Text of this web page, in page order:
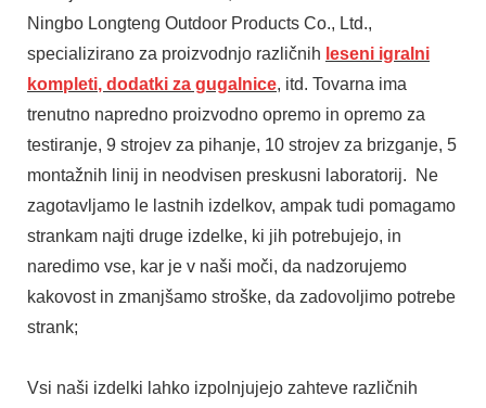
Ningbo Longteng Outdoor Products Co., Ltd.,
specializirano za proizvodnjo različnih leseni igralni
kompleti, dodatki za gugalnice, itd. Tovarna ima
trenutno napredno proizvodno opremo in opremo za
testiranje, 9 strojev za pihanje, 10 strojev za brizganje, 5
montažnih linij in neodvisen preskusni laboratorij. Ne
zagotavljamo le lastnih izdelkov, ampak tudi pomagamo
strankam najti druge izdelke, ki jih potrebujejo, in
naredimo vse, kar je v naši moči, da nadzorujemo
kakovost in zmanjšamo stroške, da zadovoljimo potrebe
strank;
Vsi naši izdelki lahko izpolnjujejo zahteve različnih